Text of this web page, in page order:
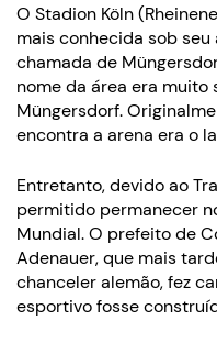
O Stadion Köln
mais conhecida sob seu
chamada de
nome da área era
Müngersdorf.
encontra a arena era o
Entretanto, devido ao
permitido permanecer
Mundial. O prefeito de
Adenauer, que mais
chanceler alemão, fez
esportivo fosse